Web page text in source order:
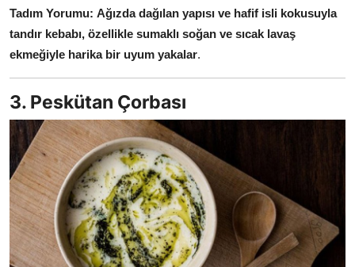
Tadım Yorumu: Ağızda dağılan yapısı ve hafif isli kokusuyla
tandır kebabı, özellikle sumaklı soğan ve sıcak lavaş
ekmeğiyle harika bir uyum yakalar.
3. Peskütan Çorbası